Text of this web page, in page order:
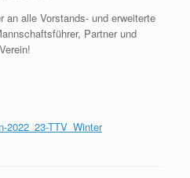
an alle Vorstands- und erweiterte
Partner und
2022_23-TTV_Winter